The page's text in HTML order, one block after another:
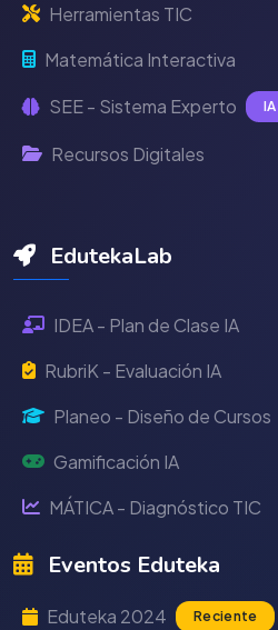
Herramientas TIC
Matemática Interactiva
SEE - Sistema Experto IA
Recursos Digitales
EdutekaLab
IDEA - Plan de Clase IA
RubriK - Evaluación IA
Planeo - Diseño de Cursos
Gamificación IA
MÁTICA - Diagnóstico TIC
Eventos Eduteka
Eduteka 2024 Reciente